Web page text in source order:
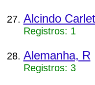
Alcindo
Registros: 1
Alemanha, R
Registros: 3